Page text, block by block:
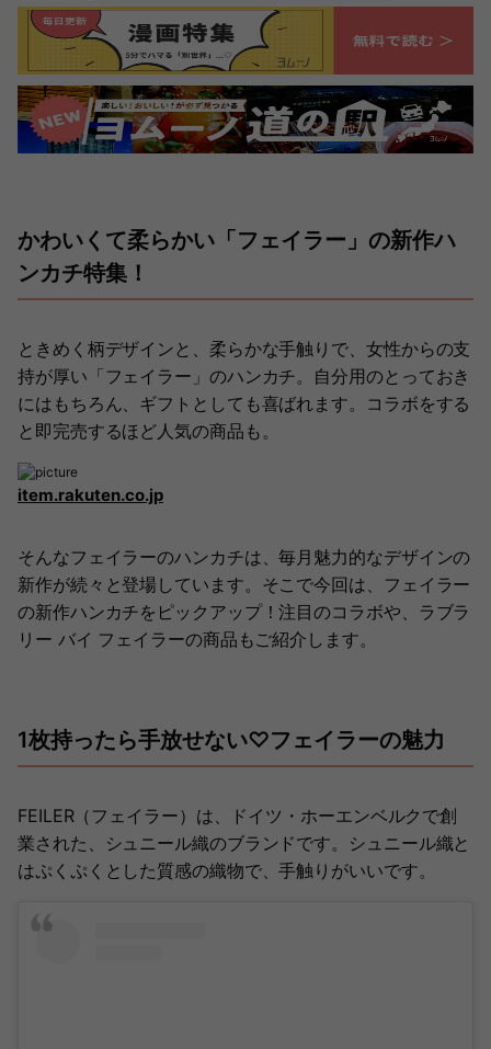
かわいくて柔らかい「フェイラー」の新作ハ
ンカチ特集！
ときめく柄デザインと、柔らかな手触りで、女性からの支
持が厚い「フェイラー」のハンカチ。自分用のとっておき
にはもちろん、ギフトとしても喜ばれます。コラボをする
と即完売するほど人気の商品も。
item.rakuten.co.jp
そんなフェイラーのハンカチは、毎月魅力的なデザインの
新作が続々と登場しています。そこで今回は、フェイラー
の新作ハンカチをピックアップ！注目のコラボや、ラブラ
リー バイ フェイラーの商品もご紹介します。
1枚持ったら手放せない♡フェイラーの魅力
FEILER（フェイラー）は、ドイツ・ホーエンベルクで創
業された、シュニール織のブランドです。シュニール織と
はぷくぷくとした質感の織物で、手触りがいいです。